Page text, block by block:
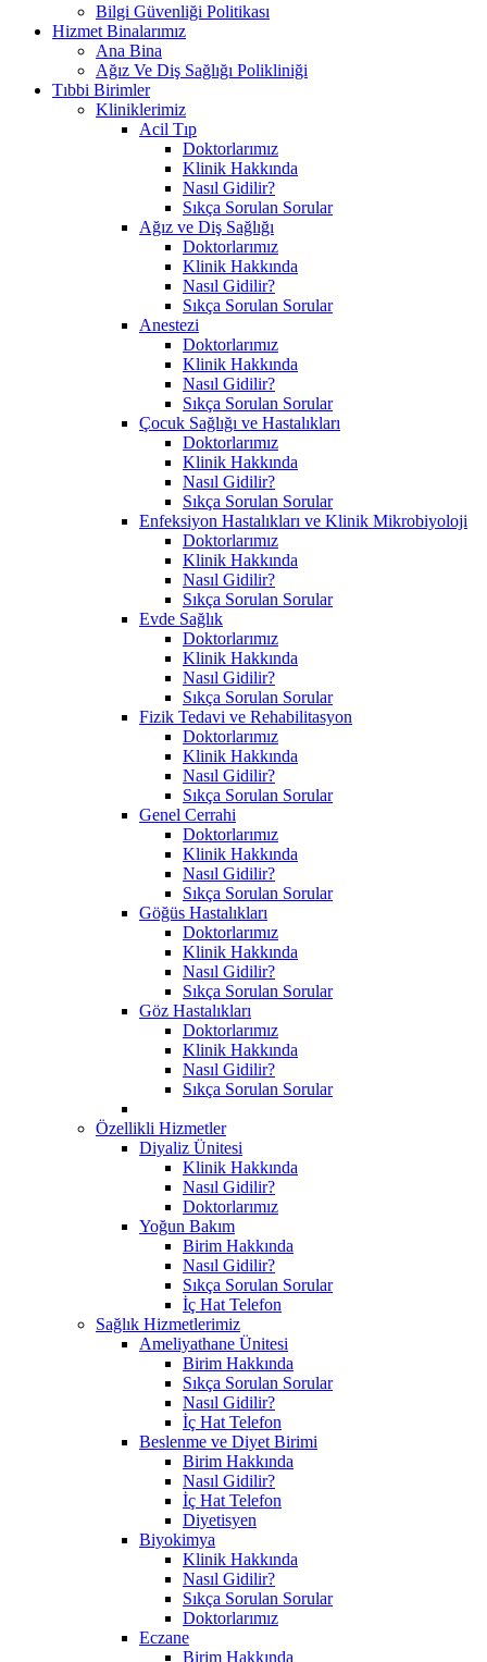
Bilgi Güvenliği Politikası
Hizmet Binalarımız
Ana Bina
Ağız Ve Diş Sağlığı Polikliniği
Tıbbi Birimler
Kliniklerimiz
Acil Tıp
Doktorlarımız
Klinik Hakkında
Nasıl Gidilir?
Sıkça Sorulan Sorular
Ağız ve Diş Sağlığı
Doktorlarımız
Klinik Hakkında
Nasıl Gidilir?
Sıkça Sorulan Sorular
Anestezi
Doktorlarımız
Klinik Hakkında
Nasıl Gidilir?
Sıkça Sorulan Sorular
Çocuk Sağlığı ve Hastalıkları
Doktorlarımız
Klinik Hakkında
Nasıl Gidilir?
Sıkça Sorulan Sorular
Enfeksiyon Hastalıkları ve Klinik Mikrobiyoloji
Doktorlarımız
Klinik Hakkında
Nasıl Gidilir?
Sıkça Sorulan Sorular
Evde Sağlık
Doktorlarımız
Klinik Hakkında
Nasıl Gidilir?
Sıkça Sorulan Sorular
Fizik Tedavi ve Rehabilitasyon
Doktorlarımız
Klinik Hakkında
Nasıl Gidilir?
Sıkça Sorulan Sorular
Genel Cerrahi
Doktorlarımız
Klinik Hakkında
Nasıl Gidilir?
Sıkça Sorulan Sorular
Göğüs Hastalıkları
Doktorlarımız
Klinik Hakkında
Nasıl Gidilir?
Sıkça Sorulan Sorular
Göz Hastalıkları
Doktorlarımız
Klinik Hakkında
Nasıl Gidilir?
Sıkça Sorulan Sorular
Özellikli Hizmetler
Diyaliz Ünitesi
Klinik Hakkında
Nasıl Gidilir?
Doktorlarımız
Yoğun Bakım
Birim Hakkında
Nasıl Gidilir?
Sıkça Sorulan Sorular
İç Hat Telefon
Sağlık Hizmetlerimiz
Ameliyathane Ünitesi
Birim Hakkında
Sıkça Sorulan Sorular
Nasıl Gidilir?
İç Hat Telefon
Beslenme ve Diyet Birimi
Birim Hakkında
Nasıl Gidilir?
İç Hat Telefon
Diyetisyen
Biyokimya
Klinik Hakkında
Nasıl Gidilir?
Sıkça Sorulan Sorular
Doktorlarımız
Eczane
Birim Hakkında